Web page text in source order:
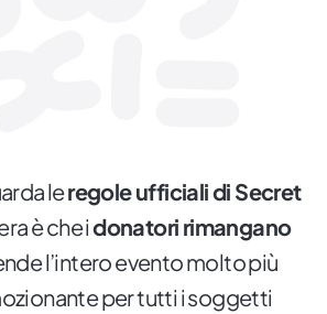
leregole ufficiali di Secret
è che idonatori rimangano
l’intero evento molto più
per tutti i soggetti